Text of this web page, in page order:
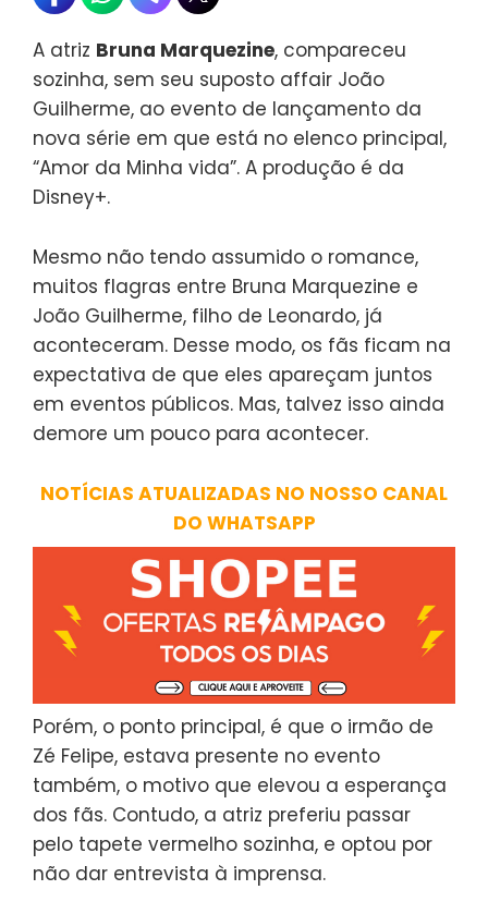
A atriz Bruna Marquezine, compareceu
sozinha, sem seu suposto affair João
Guilherme, ao evento de lançamento da
nova série em que está no elenco principal,
“Amor da Minha vida”. A produção é da
Disney+.
Mesmo não tendo assumido o romance,
muitos flagras entre Bruna Marquezine e
João Guilherme, filho de Leonardo, já
aconteceram. Desse modo, os fãs ficam na
expectativa de que eles apareçam juntos
em eventos públicos. Mas, talvez isso ainda
demore um pouco para acontecer.
NOTÍCIAS ATUALIZADAS NO NOSSO CANAL
DO WHATSAPP
Porém, o ponto principal, é que o irmão de
Zé Felipe, estava presente no evento
também, o motivo que elevou a esperança
dos fãs. Contudo, a atriz preferiu passar
pelo tapete vermelho sozinha, e optou por
não dar entrevista à imprensa.